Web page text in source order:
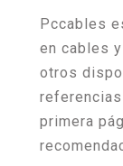
Pccables
en cables
otros
primera